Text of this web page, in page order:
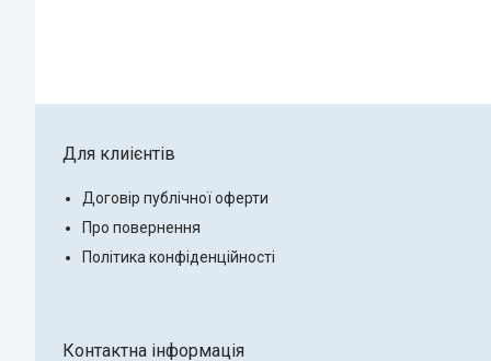
Для клиієнтів
Договір публічної оферти
Про повернення
Політика конфіденційності